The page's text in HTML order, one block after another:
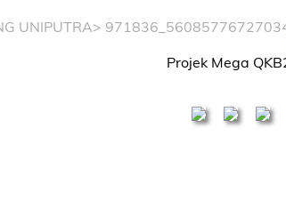
UNIPUTRA>
Projek Mega